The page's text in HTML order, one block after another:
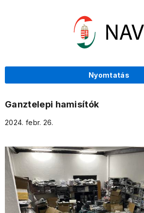
Nyomtatás
Ganztelepi hamisítók
2024. febr. 26.